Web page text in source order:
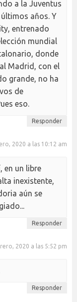
a la Juventus
años. Y
entrenado
mundial
donde
Madrid, con el
grande, no ha
de
eso.
Responder
2020 a las 10:12 am
en un libre
inexistente,
aún se
Responder
2020 a las 5:52 pm
Responder